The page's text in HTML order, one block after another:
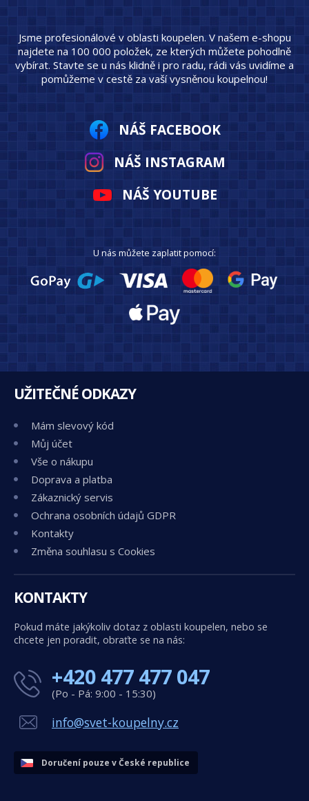
Jsme profesionálové v oblasti koupelen. V našem e-shopu
najdete na 100 000 položek, ze kterých můžete pohodlně
vybírat. Stavte se u nás klidně i pro radu, rádi vás uvidíme a
pomůžeme v cestě za vaší vysněnou koupelnou!
NÁŠ FACEBOOK
NÁŠ INSTAGRAM
NÁŠ YOUTUBE
U nás můžete zaplatit pomocí:
UŽITEČNÉ ODKAZY
Mám slevový kód
Můj účet
Vše o nákupu
Doprava a platba
Zákaznický servis
Ochrana osobních údajů GDPR
Kontakty
Změna souhlasu s Cookies
KONTAKTY
Pokud máte jakýkoliv dotaz z oblasti koupelen, nebo se
chcete jen poradit, obraťte se na nás:
+420 477 477 047
(Po - Pá: 9:00 - 15:30)
info@svet-koupelny.cz
Doručení pouze v České republice